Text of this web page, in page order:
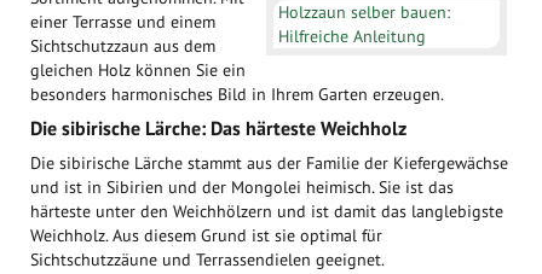
Holzzaun selber bauen:
Hilfreiche Anleitung
einer Terrasse und einem
Sichtschutzzaun aus dem
gleichen Holz können Sie ein
besonders harmonisches Bild in Ihrem Garten erzeugen.
Die sibirische Lärche: Das härteste Weichholz
Die sibirische Lärche stammt aus der Familie der Kiefergewächse
und ist in Sibirien und der Mongolei heimisch. Sie ist das
härteste unter den Weichhölzern und ist damit das langlebigste
Weichholz. Aus diesem Grund ist sie optimal für
Sichtschutzzäune und Terrassendielen geeignet.